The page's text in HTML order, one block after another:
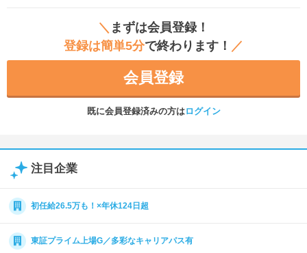
＼ まずは会員登録！
登録は簡単5分で終わります！ ／
会員登録
既に会員登録済みの方はログイン
注目企業
初任給26.5万も！×年休124日超
東証プライム上場G／多彩なキャリアパス有